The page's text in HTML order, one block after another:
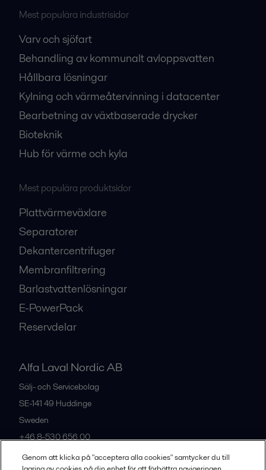
Mest populära industrisidor
Varv och sjöfart
Behandling av kommunalt avloppsvatten
Hållbara lösningar
Kylning och värmeåtervinning i datacenter
Bearbetning av växtbaserade drycker
Bioteknik
Hub för värme och kyla
Mest populära produktsidor
Plattvärmeväxlare
Separatorer
Dekantercentrifuger
Membranfiltrering
Barlastvattenlösningar
E-PowerPack
Reservdelar
Alfa Laval Nordic AB
Sälj- och Servicebolag
SE-141 49 Huddinge
Sweden
+46 8-530 656 00
Genom att klicka på "acceptera alla cookies" samtycker du till